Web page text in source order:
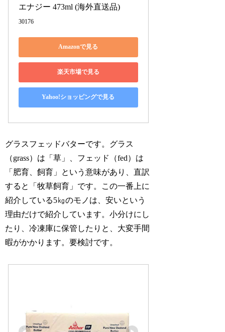
エナジー 473ml (海外直送品)
30176
Amazonで見る
楽天市場で見る
Yahoo!ショッピングで見る
グラスフェッドバターです。グラス
（grass）は「草」、フェッド（fed）は
「肥育、飼育」という意味があり、直訳
すると「牧草飼育」です。この一番上に
紹介している5㎏のモノは、安いという
理由だけで紹介しています。小分けにし
たり、冷凍庫に保管したりと、大変手間
暇がかかります。要検討です。